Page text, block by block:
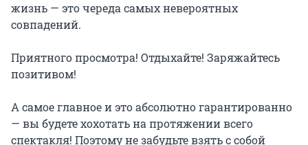
жизнь — это череда самых невероятных
совпадений.
Приятного просмотра! Отдыхайте! Заряжайтесь
позитивом!
А самое главное и это абсолютно гарантированно
— вы будете хохотать на протяжении всего
спектакля! Поэтому не забудьте взять с собой